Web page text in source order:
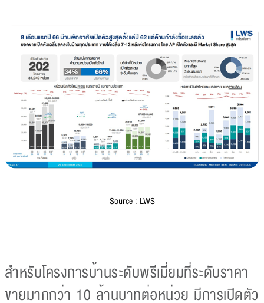
Source : LWS
สำหรับโครงการบ้านระดับพรีเมี่ยมที่ระดับราคา
ขายมากกว่า 10 ล้านบาทต่อหน่วย มีการเปิดตัว